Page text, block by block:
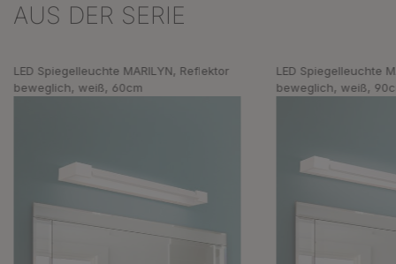
Produktgalerie überspringen
AUS DER SERIE
LED Spiegelleuchte MARILYN, Reflektor
beweglich, weiß, 60cm
LED Spiegelleuchte
beweglich, weiß,